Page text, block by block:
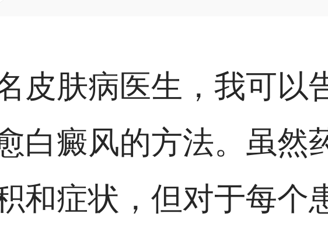
皮肤病医生，我可以
白癜风的方法。虽然
和症状，但对于每个